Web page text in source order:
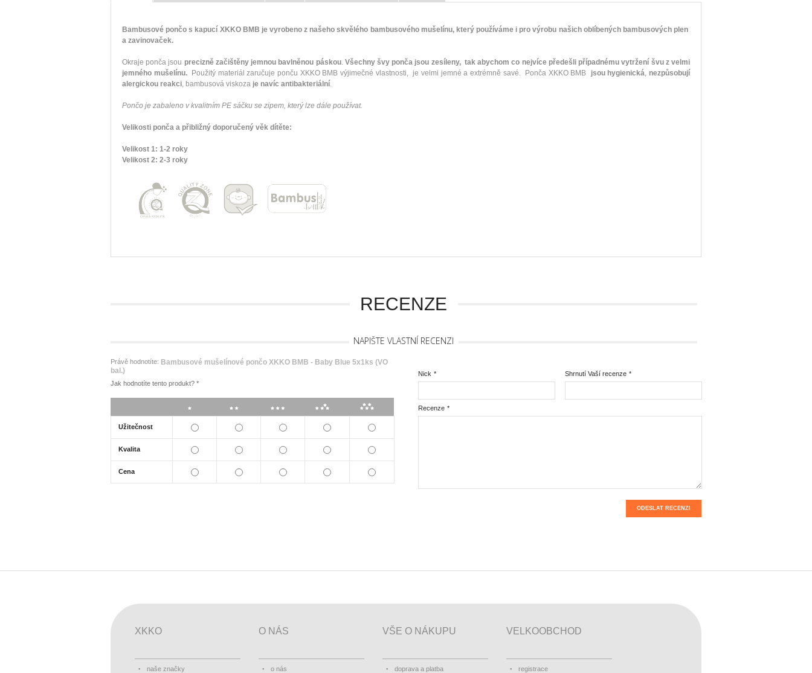
Bambusové pončo s kapucí XKKO BMB je vyrobeno z našeho skvělého bambusového mušelínu, který používáme i pro výrobu našich oblíbených bambusových plen
a zavinovaček.
Okraje ponča jsou precizně začištěny jemnou bavlněnou páskou. Všechny švy ponča jsou zesíleny, tak abychom co nejvíce předešli případnému vytržení švu z velmi
jemného mušelínu.
Použitý materiál zaručuje ponču XKKO BMB výjimečné vlastnosti, je velmi jemné a extrémně savé. Ponča XKKO BMB jsou hygienická, nezpůsobují
alergickou reakci, bambusová viskoza je navíc antibakteriální.
Pončo je zabaleno v kvalitním PE sáčku se zipem, který lze dále používat.
Velikosti ponča a přibližný doporučený věk dítěte:
Velikost 1: 1-2 roky
Velikost 2: 2-3 roky
RECENZE
NAPIŠTE VLASTNÍ RECENZI
Právě hodnotíte: Bambusové mušelínové pončo XKKO BMB - Baby Blue 5x1ks (VO
bal.)
Jak hodnotíte tento produkt? *
Užitečnost
Kvalita
Cena
*
Nick *
Shrnutí Vaší recenze
*
Recenze
ODESLAT RECENZI
XKKO
naše značky
O NÁS
o nás
VŠE O NÁKUPU
doprava a platba
VELKOOBCHOD
registrace